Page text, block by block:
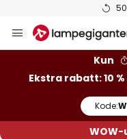
Hopp
til
Kun
Ekstra rabatt: 10 %
Kode:
WOW-